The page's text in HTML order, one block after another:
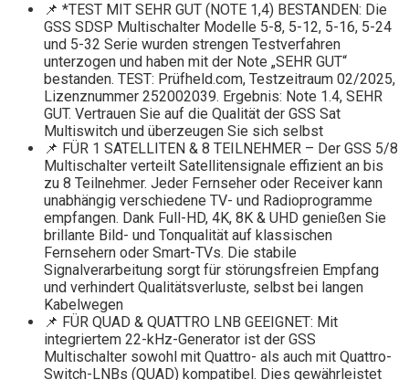
📌 *TEST MIT SEHR GUT (NOTE 1,4) BESTANDEN: Die
GSS SDSP Multischalter Modelle 5-8, 5-12, 5-16, 5-24
und 5-32 Serie wurden strengen Testverfahren
unterzogen und haben mit der Note „SEHR GUT“
bestanden. TEST: Prüfheld.com, Testzeitraum 02/2025,
Lizenznummer 252002039. Ergebnis: Note 1.4, SEHR
GUT. Vertrauen Sie auf die Qualität der GSS Sat
Multiswitch und überzeugen Sie sich selbst
📌 FÜR 1 SATELLITEN & 8 TEILNEHMER – Der GSS 5/8
Multischalter verteilt Satellitensignale effizient an bis
zu 8 Teilnehmer. Jeder Fernseher oder Receiver kann
unabhängig verschiedene TV- und Radioprogramme
empfangen. Dank Full-HD, 4K, 8K & UHD genießen Sie
brillante Bild- und Tonqualität auf klassischen
Fernsehern oder Smart-TVs. Die stabile
Signalverarbeitung sorgt für störungsfreien Empfang
und verhindert Qualitätsverluste, selbst bei langen
Kabelwegen
📌 FÜR QUAD & QUATTRO LNB GEEIGNET: Mit
integriertem 22-kHz-Generator ist der GSS
Multischalter sowohl mit Quattro- als auch mit Quattro-
Switch-LNBs (QUAD) kompatibel. Dies gewährleistet